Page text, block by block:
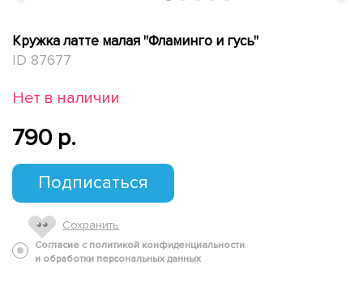
Кружка латте малая "Фламинго и гусь"
ID 87677
Нет в наличии
790 p.
Подписаться
Сохранить
Согласие с политикой конфиденциальности
и обработки персональных данных